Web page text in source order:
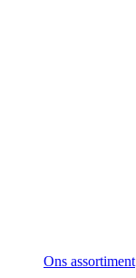
Ons assortiment